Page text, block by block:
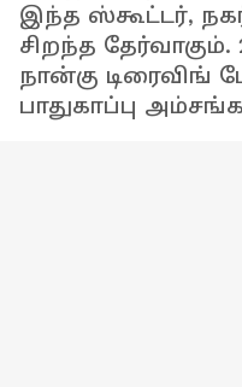
இந்த ஸ்கூட்டர்,
சிறந்த
நான்கு டிரைவிங்
பாதுகாப்பு